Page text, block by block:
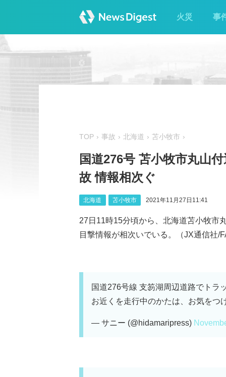
火災 事
TOP 事故 北海道 苫小牧市
国道276号 苫小牧市丸山
故 情報相次ぐ
北海道 苫小牧市 2021年11月27日11:41
27日11時15分頃から、北海道苫小牧市
目撃情報が相次いでいる。（JX通信社/
国道276号線 支笏湖周辺道路でトラ
お近くを走行中のかたは、お気をつ
— サニー (@hidamaripress)